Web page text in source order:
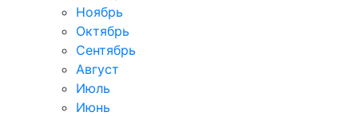
Ноябрь
Октябрь
Сентябрь
Август
Июль
Июнь